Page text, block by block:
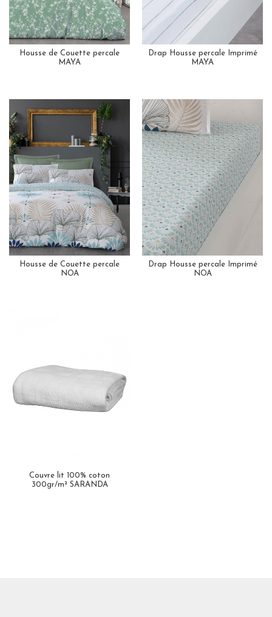
Housse de Couette percale
MAYA
Drap Housse percale Imprimé
MAYA
Housse de Couette percale
NOA
Drap Housse percale Imprimé
NOA
Couvre lit 100% coton
300gr/m² SARANDA